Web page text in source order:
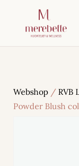
Webshop / RVB
Powder Blush